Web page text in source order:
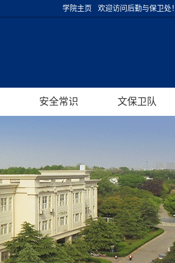
学院主页 欢迎访问后勤与保卫处！
安全常识 文保卫队